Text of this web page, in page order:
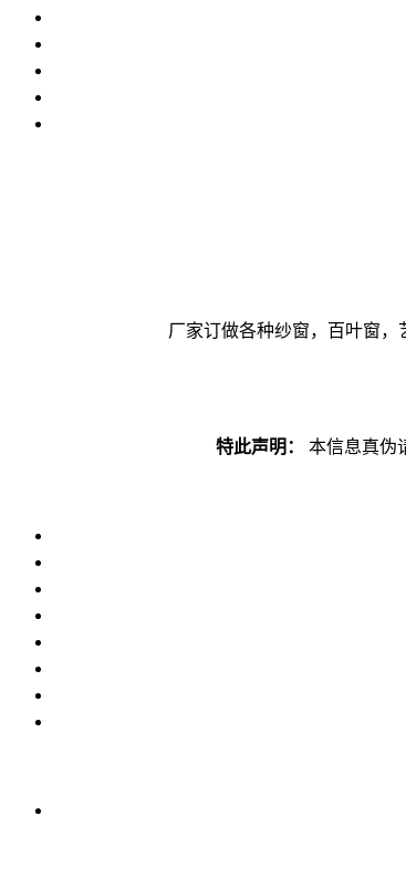
厂家订做各种纱窗，百叶窗，
特此声明： 本信息真伪